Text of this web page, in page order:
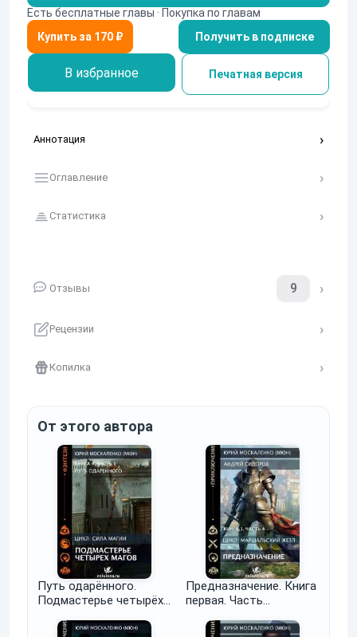
решать трудные задачи следуя правилам придуманным
давно и не им. Любые проблемы следует решать по
мере их поступления и не ломать голову, пока их нет. А
самое невероятное открытие, с которым предстоит
столкнуться герою, кроетсяв бастионе и неразрывно
связано с наследием Рюриковичей...
Есть бесплатные главы · Покупка по главам
Получить в подписке
В избранное Печатная версия
Аннотация
Оглавление
Статистика
Отзывы 9
Рецензии
Копилка
От этого автора
Путь одарённого.
Подмастерье четырёх
часть первая
Предназначение. Книга
первая. Часть